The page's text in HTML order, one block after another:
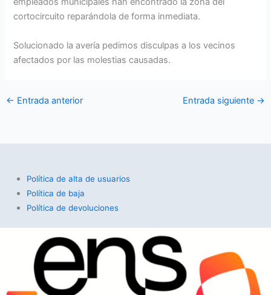
cortocircuito reparándola de forma inmediata.
Solucionado la avería pedimos disculpas a los vecinos
afectados por las molestias causadas.
← Entrada anterior Entrada siguiente →
Política de alta de usuarios
Política de baja
Política de devoluciones